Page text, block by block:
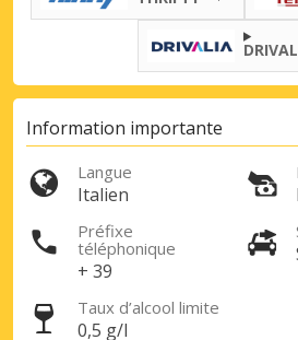
Information importante
Langue
Italien
Préfixe
téléphonique
+ 39
Taux d’alcool limite
0,5 g/l